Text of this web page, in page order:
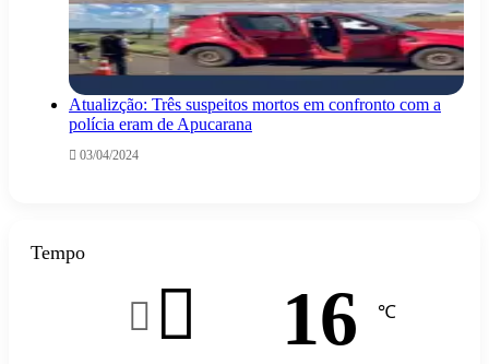
Atualizção: Três suspeitos mortos em confronto com a
polícia eram de Apucarana
03/04/2024
Tempo
16 ℃